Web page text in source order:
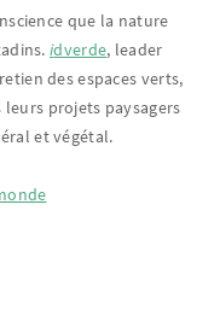
que la nature
idverde, leader
des espaces verts,
projets paysagers
et végétal.